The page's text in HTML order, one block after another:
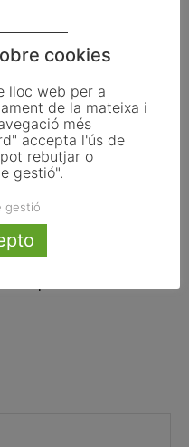
primeres obligacions
de la Llei d’IA que
mobilitza 117 municipis
la regeneració
la cooperació
per impulsar el relleu
cookies
lloc web per a
de la mateixa i
més
accepta l'ús de
rebutjar o
gestió".
gestió